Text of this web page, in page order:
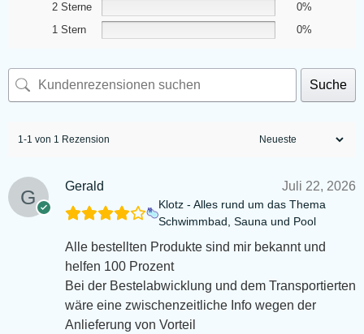
2 Sterne
0%
1 Stern
0%
Suche
1-1 von 1 Rezension
Gerald Juli 22, 2026
Klotz - Alles rund um das Thema
Schwimmbad, Sauna und Pool
Alle bestellten Produkte sind mir bekannt und
helfen 100 Prozent
Bei der Bestelabwicklung und dem Transportierten
wäre eine zwischenzeitliche Info wegen der
Anlieferung von Vorteil